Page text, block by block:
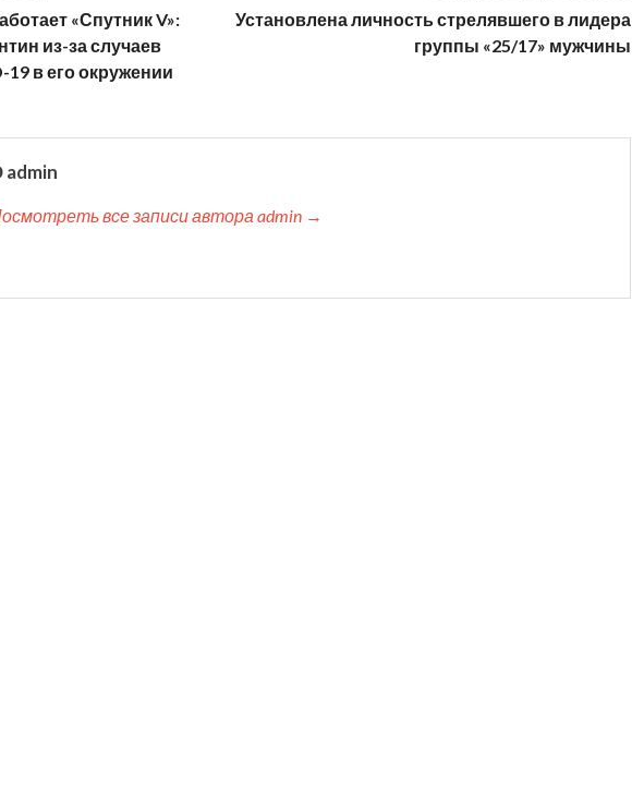
«Спутник V»:
из-за случаев
19 в его окружении
Установлена личность стрелявшего в лидера
группы «25/17» мужчины
admin
все записи автора admin →